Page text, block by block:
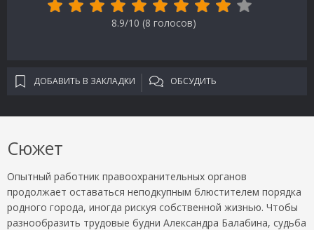
8.9/10 (8 голосов)
ДОБАВИТЬ В ЗАКЛАДКИ ОБСУДИТЬ
Сюжет
Опытный работник правоохранительных органов
продолжает оставаться неподкупным блюстителем порядка
родного города, иногда рискуя собственной жизнью. Чтобы
разнообразить трудовые будни Александра Балабина, судьба